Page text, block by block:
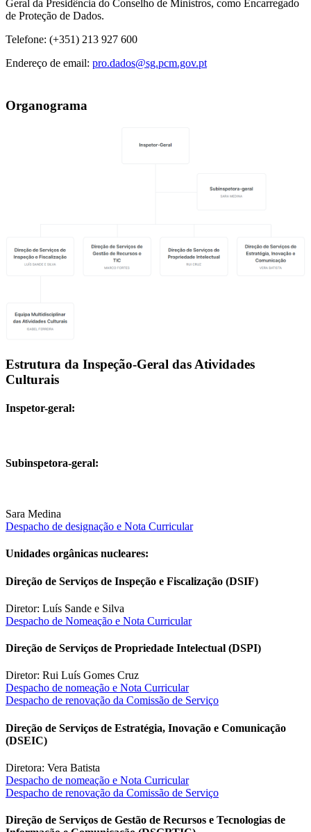
Geral da Presidência do Conselho de Ministros, como Encarregado
de Proteção de Dados.
Telefone: (+351) 213 927 600
Endereço de email: pro.dados@sg.pcm.gov.pt
Organograma
Estrutura da Inspeção-Geral das Atividades
Culturais
Inspetor-geral:
Subinspetora-geral:
Sara Medina
Despacho de designação e Nota Curricular
Unidades orgânicas nucleares:
Direção de Serviços de Inspeção e Fiscalização (DSIF)
Diretor: Luís Sande e Silva
Despacho de Nomeação e Nota Curricular
Direção de Serviços de Propriedade Intelectual (DSPI)
Diretor: Rui Luís Gomes Cruz
Despacho de nomeação e Nota Curricular
Despacho de renovação da Comissão de Serviço
Direção de Serviços de Estratégia, Inovação e Comunicação
(DSEIC)
Diretora: Vera Batista
Despacho de nomeação e Nota Curricular
Despacho de renovação da Comissão de Serviço
Direção de Serviços de Gestão de Recursos e Tecnologias de